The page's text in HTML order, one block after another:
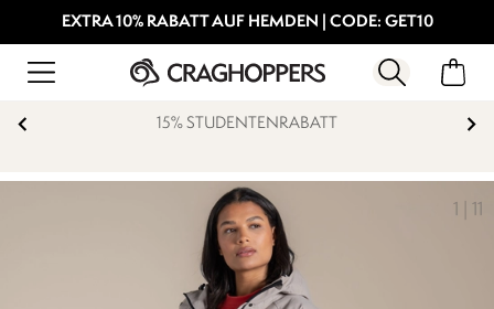
EXTRA 10% RABATT AUF HEMDEN | CODE: GET10
STUDENTENRABATT
1 11